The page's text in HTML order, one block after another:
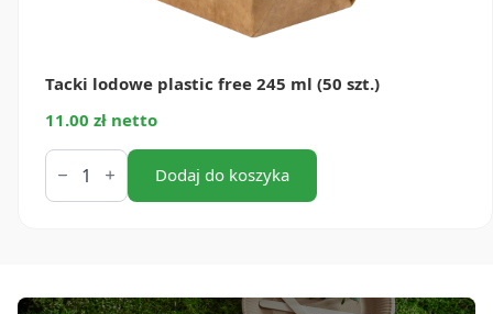
Tacki lodowe plastic free 245 ml (50 szt.)
11.00 zł netto
ilość
Tacki
lodowe
plastic
szt.)
Dodaj do koszyka